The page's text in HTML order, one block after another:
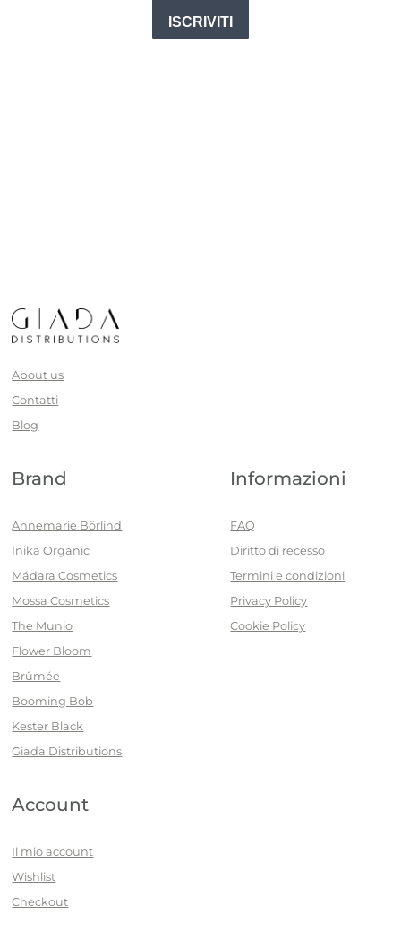
ISCRIVITI
About us
Contatti
Blog
Brand
Annemarie Börlind
Inika Organic
Mádara Cosmetics
Mossa Cosmetics
The Munio
Flower Bloom
Brûmée
Booming Bob
Kester Black
Giada Distributions
Informazioni
FAQ
Diritto di recesso
Termini e condizioni
Privacy Policy
Cookie Policy
Account
Il mio account
Wishlist
Checkout